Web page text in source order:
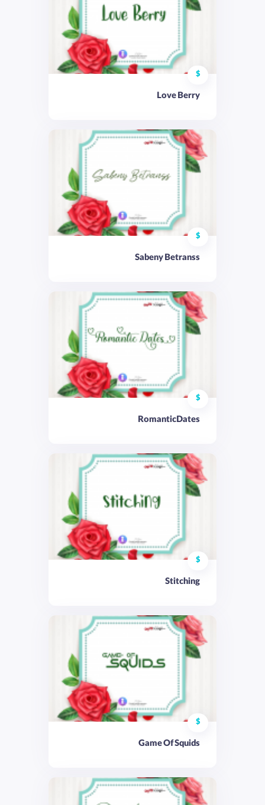
$
Love Berry
$
Sabeny Betranss
$
RomanticDates
$
Stitching
$
Game Of Squids